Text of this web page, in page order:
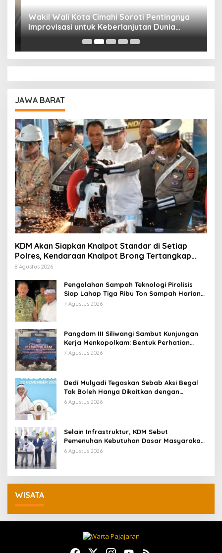
Wakil Wali Kota Cimahi Soroti Pentingnya
Improvisasi untuk Keberlanjutan Dunia
Pendidikan
JAWA BARAT
KDM Akan Siapkan Knalpot Standar di Setiap
Polres, Kendaraan Knalpot Brong Tertangkap
Langsung Ganti
8 Agustus 2026
Pengolahan Sampah Teknologi Pirolisis
Siap Lahap Tiga Ribu Ton Sampah Harian
Jawa Barat
7 Agustus 2026
Pangdam III Siliwangi Sambut Kunjungan
Kerja Menkopolkam: Bentuk Perhatian
Pemerintah
7 Agustus 2026
Dedi Mulyadi Tegaskan Sebab Aksi Begal
Tak Boleh Hanya Dikaitkan dengan
Ekonomi
6 Agustus 2026
Selain Infrastruktur, KDM Sebut
Pemenuhan Kebutuhan Dasar Masyarakat
Jadi Fokus APBD Jabar 2027
6 Agustus 2026
WISATA